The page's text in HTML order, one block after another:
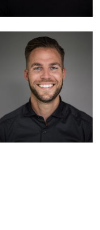
Jason Nijenhuis
Consultant